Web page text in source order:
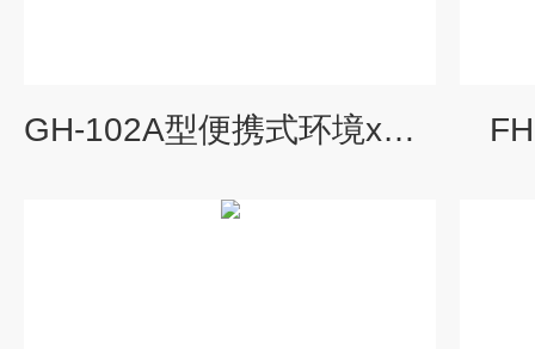
GH-102A型便携式环境x、γ剂量率仪